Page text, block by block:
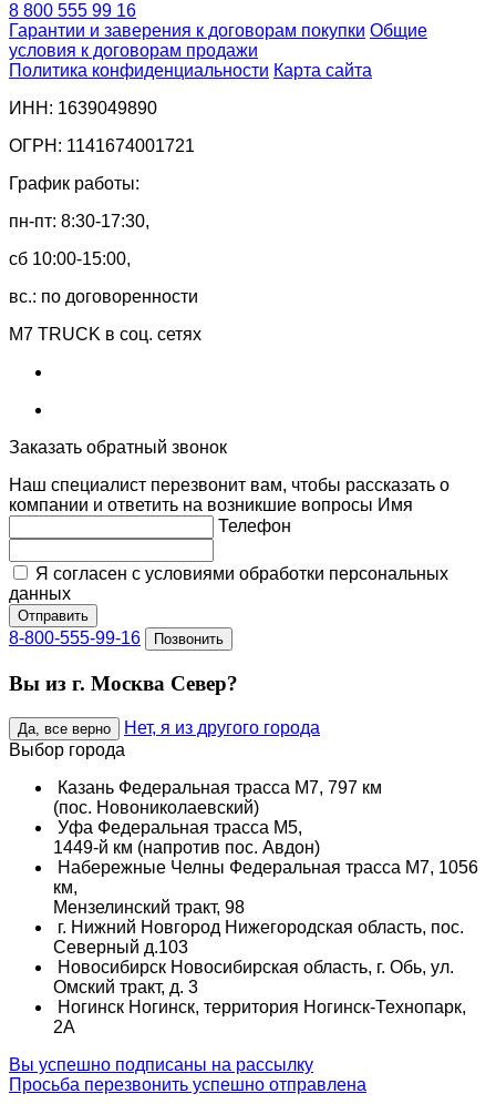
8 800 555 99 16
Гарантии и заверения к договорам покупки Общие
условия к договорам продажи
Политика конфиденциальности Карта сайта
ИНН: 1639049890
ОГРН: 1141674001721
График работы:
пн-пт: 8:30-17:30,
сб 10:00-15:00,
вс.: по договоренности
M7 TRUCK в соц. сетях
Заказать обратный звонок
Наш специалист перезвонит вам, чтобы рассказать о
компании и ответить на возникшие вопросы Имя
Телефон
Я согласен с условиями обработки персональных
данных
Отправить
8-800-555-99-16 Позвонить
Вы из г. Москва Север?
Да, все верно
Нет, я из другого города
Выбор города
Казань Федеральная трасса М7, 797 км
(пос. Новониколаевский)
Уфа Федеральная трасса М5,
1449-й км (напротив пос. Авдон)
Набережные Челны Федеральная трасса М7, 1056
км,
Мензелинский тракт, 98
г. Нижний Новгород Нижегородская область, пос.
Северный д.103
Новосибирск Новосибирская область, г. Обь, ул.
Омский тракт, д. 3
Ногинск Ногинск, территория Ногинск-Технопарк,
2А
Вы успешно подписаны на рассылку
Просьба перезвонить успешно отправлена